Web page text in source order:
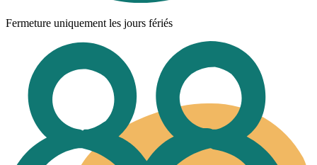
Fermeture uniquement les jours fériés